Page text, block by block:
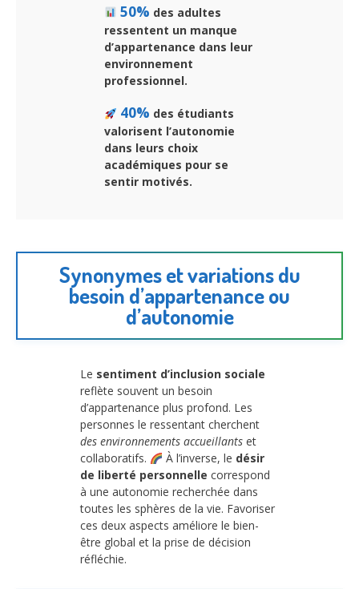
50% des adultes
ressentent un manque
d’appartenance dans leur
environnement
professionnel.
40% des étudiants
valorisent l’autonomie
dans leurs choix
académiques pour se
sentir motivés.
Synonymes et variations du
besoin d’appartenance ou
d’autonomie
Le sentiment d’inclusion sociale
reflète souvent un besoin
d’appartenance plus profond. Les
personnes le ressentant cherchent
des environnements accueillants et
collaboratifs.
À l’inverse, le désir
de liberté personnelle correspond
à une autonomie recherchée dans
toutes les sphères de la vie. Favoriser
ces deux aspects améliore le bien-
être global et la prise de décision
réfléchie.